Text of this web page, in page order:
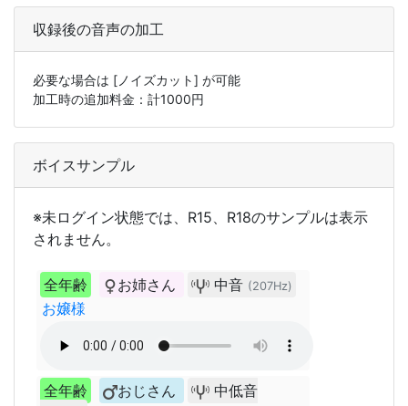
収録後の音声の加工
必要な場合は [ノイズカット] が可能
加工時の追加料金：計1000円
ボイスサンプル
※未ログイン状態では、R15、R18のサンプルは表示
されません。
全年齢 お姉さん 中音 (207Hz)
お嬢様
全年齢 おじさん 中低音